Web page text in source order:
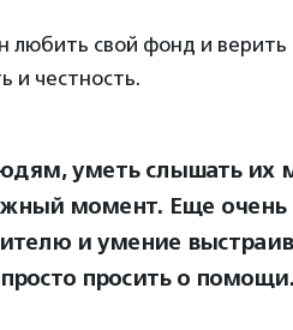
свой фонд и верить
и честность.
уметь слышать их
момент. Еще
и умение
просить о помощи.